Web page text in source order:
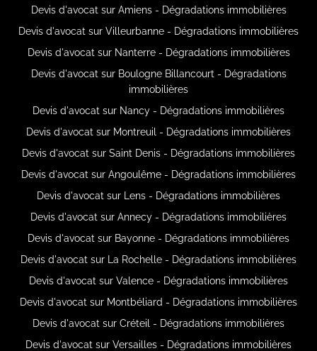
Devis d'avocat sur Amiens - Dégradations immobilières
Devis d'avocat sur Villeurbanne - Dégradations immobilières
Devis d'avocat sur Nanterre - Dégradations immobilières
Devis d'avocat sur Boulogne Billancourt - Dégradations
immobilières
Devis d'avocat sur Nancy - Dégradations immobilières
Devis d'avocat sur Montreuil - Dégradations immobilières
Devis d'avocat sur Saint Denis - Dégradations immobilières
Devis d'avocat sur Angoulême - Dégradations immobilières
Devis d'avocat sur Lens - Dégradations immobilières
Devis d'avocat sur Annecy - Dégradations immobilières
Devis d'avocat sur Bayonne - Dégradations immobilières
Devis d'avocat sur La Rochelle - Dégradations immobilières
Devis d'avocat sur Valence - Dégradations immobilières
Devis d'avocat sur Montbéliard - Dégradations immobilières
Devis d'avocat sur Créteil - Dégradations immobilières
Devis d'avocat sur Versailles - Dégradations immobilières